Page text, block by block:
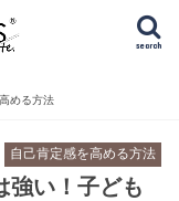
search
める方法
自己肯定感を高める方法
強い！子ども